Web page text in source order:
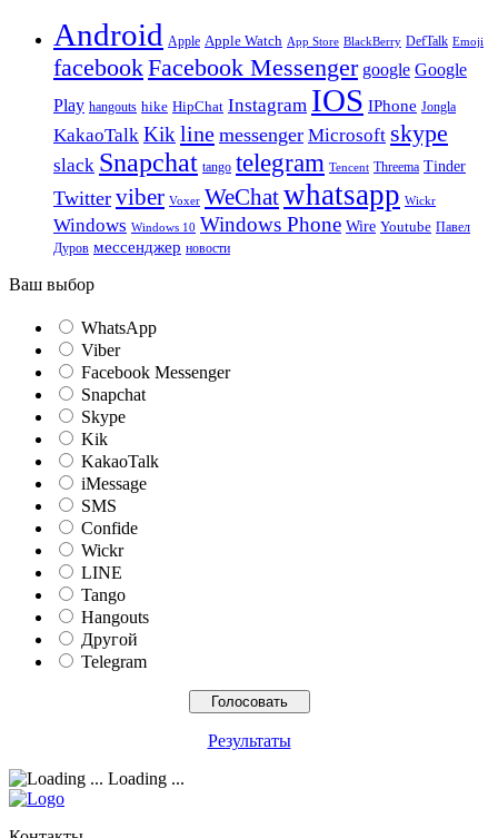
Android Apple Apple Watch App Store BlackBerry DefTalk Emoji
facebookFacebook Messenger google Google
Play hangouts hike HipChat Instagram IOS IPhone Jongla
KakaoTalk Kikline messenger Microsoft skype
slack Snapchat tango telegram Tencent Threema Tinder
Twitter viber Voxer WeChatwhatsapp Wickr
Windows Windows 10 Windows Phone Wire Youtube Павел
Дуров мессенджер новости
Ваш выбор
WhatsApp
Viber
Facebook Messenger
Snapchat
Skype
Kik
KakaoTalk
iMessage
SMS
Confide
Wickr
LINE
Tango
Hangouts
Другой
Telegram
Результаты
Loading ...